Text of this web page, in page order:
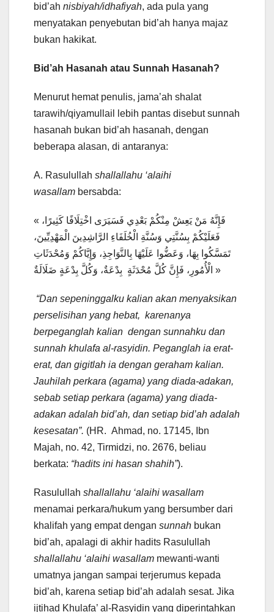
bid’ah nisbiyah/idhafiyah, ada pula yang
menyatakan penyebutan bid’ah hanya majaz
bukan hakikat.
Bid’ah Hasanah atau Sunnah Hasanah?
Menurut hemat penulis, jama’ah shalat
tarawih/qiyamullail lebih pantas disebut sunnah
hasanah bukan bid’ah hasanah, dengan
beberapa alasan, di antaranya:
A. Rasulullah shallallahu ‘alaihi
wasallam bersabda:
« فَإِنَّهُ مَنْ يَعِشْ مِنْكُمْ بَعْدِي فَسَيَرَى اخْتِلَافًا كَثِيرًا،
فَعَلَيْكُمْ بِسُنَّتِي وَسُنَّةِ الْخُلَفَاءِ الرَّاشِدِينَ الْمَهْدِيِّينَ،
تَمَسَّكُوا بِهَا، وَعَضُّوا عَلَيْهَا بِالنَّوَاجِذِ، وَإِيَّاكُمْ وَمُحْدَثَاتِ
الْأُمُورِ، فَإِنَّ كُلَّ مُحْدَثَةٍ بِدْعَةٌ، وَكُلَّ بِدْعَةٍ ضَلَالَةٌ »
“Dan sepeninggalku kalian akan menyaksikan
perselisihan yang hebat, karenanya
berpeganglah kalian dengan sunnahku dan
sunnah khulafa al-rasyidin. Peganglah ia erat-
erat, dan gigitlah ia dengan geraham kalian.
Jauhilah perkara (agama) yang diada-adakan,
sebab setiap perkara (agama) yang diada-
adakan adalah bid’ah, dan setiap bid’ah adalah
kesesatan”. (HR. Ahmad, no. 17145, Ibn
Majah, no. 42, Tirmidzi, no. 2676, beliau
berkata: “hadits ini hasan shahih”).
Rasulullah shallallahu ‘alaihi wasallam
menamai perkara/hukum yang bersumber dari
khalifah yang empat dengan sunnah bukan
bid’ah, apalagi di akhir hadits Rasulullah
shallallahu ‘alaihi wasallam mewanti-wanti
umatnya jangan sampai terjerumus kepada
bid’ah, karena setiap bid’ah adalah sesat. Jika
ijtihad Khulafa’ al-Rasyidin yang diperintahkan